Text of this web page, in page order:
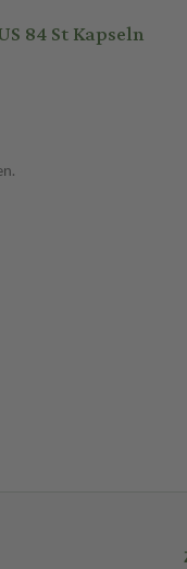
Link: https://
84 St Kapseln